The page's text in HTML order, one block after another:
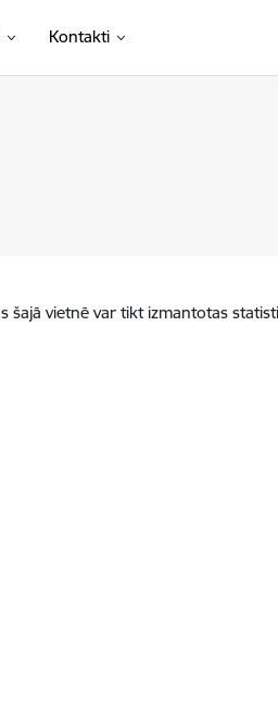
Kontakti
vietnē var tikt izmantotas